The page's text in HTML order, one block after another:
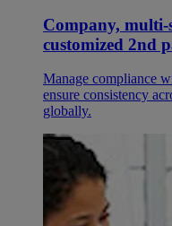
Company, multi-
customized 2nd
Manage compliance
ensure consistency
globally.